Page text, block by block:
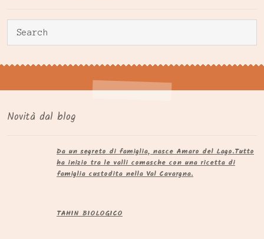
Novità dal blog
Da un segreto di famiglia, nasce Amaro del Lago.​Tutto
ha inizio tra le valli comasche con una ricetta di
famiglia custodita nella Val Cavargna.
TAHIN BIOLOGICO